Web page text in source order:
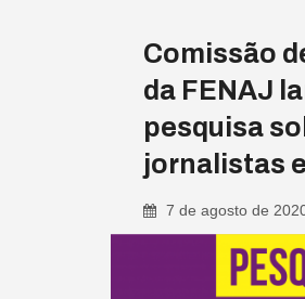
Comissão
da FENAJ
pesquisa
jornalistas
7 de agosto de